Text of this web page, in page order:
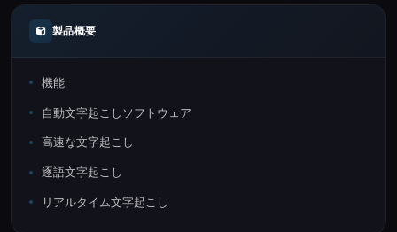
製品概要
機能
自動文字起こしソフトウェア
高速な文字起こし
逐語文字起こし
リアルタイム文字起こし